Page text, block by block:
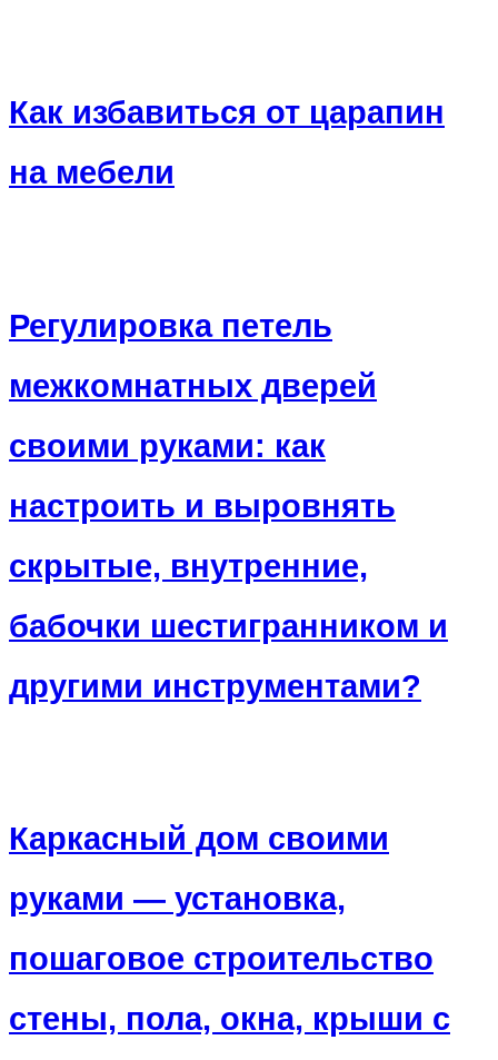
Как избавиться от царапин
на мебели
Регулировка петель
межкомнатных дверей
своими руками: как
настроить и выровнять
скрытые, внутренние,
бабочки шестигранником и
другими инструментами?
Каркасный дом своими
руками — установка,
пошаговое строительство
стены, пола, окна, крыши с